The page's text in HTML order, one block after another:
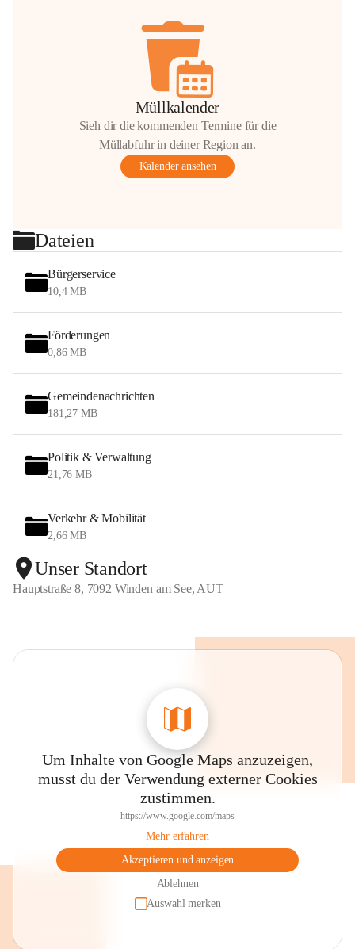
Müllkalender
Sieh dir die kommenden Termine für die
Müllabfuhr in deiner Region an.
Kalender ansehen
Dateien
Bürgerservice
10,4 MB
Förderungen
0,86 MB
Gemeindenachrichten
181,27 MB
Politik & Verwaltung
21,76 MB
Verkehr & Mobilität
2,66 MB
Unser Standort
Hauptstraße 8, 7092 Winden am See, AUT
Um Inhalte von Google Maps anzuzeigen,
musst du der Verwendung externer Cookies
zustimmen.
https://www.google.com/maps
Mehr erfahren
Akzeptieren und anzeigen
Ablehnen
Auswahl merken